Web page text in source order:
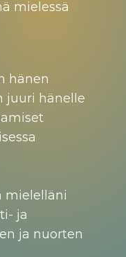
mielessä
hänen
juuri hänelle
mielelläni
ja
ja nuorten